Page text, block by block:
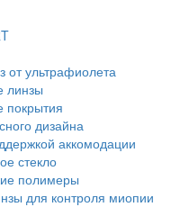
от ультрафиолета
линзы
покрытия
дизайна
аккомодации
стекло
полимеры
для контроля миопии